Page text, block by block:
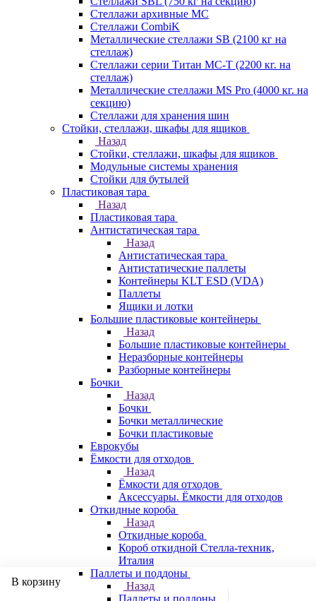
Стеллажи архивные МС
Стеллажи CombiK
Металлические стеллажи SB (2100 кг на
стеллаж)
Стеллажи серии Титан МС-Т (2200 кг. на
стеллаж)
Металлические стеллажи MS Pro (4000 кг. на
секцию)
Стеллажи для хранения шин
Стойки, стеллажи, шкафы для ящиков
Назад
Стойки, стеллажи, шкафы для ящиков
Модульные системы хранения
Стойки для бутылей
Пластиковая тара
Назад
Пластиковая тара
Антистатическая тара
Назад
Антистатическая тара
Антистатические паллеты
Контейнеры KLT ESD (VDA)
Паллеты
Ящики и лотки
Большие пластиковые контейнеры
Назад
Большие пластиковые контейнеры
Неразборные контейнеры
Разборные контейнеры
Бочки
Назад
Бочки
Бочки металлические
Бочки пластиковые
Еврокубы
Ёмкости для отходов
Назад
Ёмкости для отходов
Аксессуары. Ёмкости для отходов
Откидные короба
Назад
Откидные короба
Короб откидной Стелла-техник,
Италия
Паллеты и поддоны
Назад
Паллеты и поддоны
В корзину